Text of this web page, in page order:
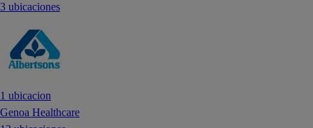
3 ubicaciones
1 ubicacion
Genoa Healthcare